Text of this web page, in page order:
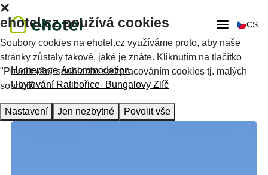
CS
Homepage Accommodation
Ubytování Ratibořice- Bungalovy Zlíč
ehotel.cz používá cookies
Soubory cookies na ehotel.cz využíváme proto, aby naše
stránky zůstaly takové, jaké je znáte. Kliknutím na tlačítko
"Povolit vše" souhlasíte se zpracováním cookies tj. malých
souborů.
Nastavení Jen nezbytné Povolit vše